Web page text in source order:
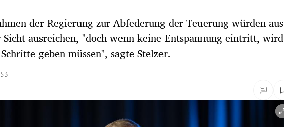
der Regierung zur Abfederung der Teuerung würden aus
ausreichen, "doch wenn keine Entspannung eintritt, wird
geben müssen", sagte Stelzer.
öffnen/schließen